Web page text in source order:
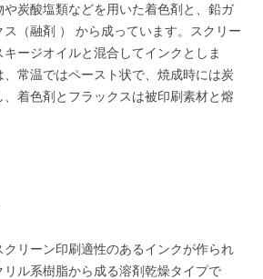
や炭酸塩類などを用いた着色剤と、鉛ガ
（融剤 ） から成っています。スクリー
ージオイルと混合してインクとしま
常温ではペースト状で、焼成時には炭
着色剤とフラックスは被印刷素材と熔
クリーン印刷適性のあるインクが作られ
リル系樹脂から成る溶剤乾燥タイプで